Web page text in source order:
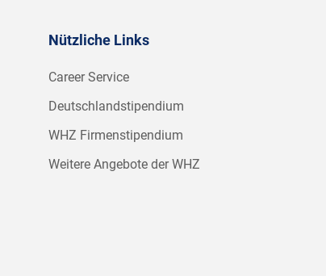
Nützliche Links
Career Service
Deutschlandstipendium
WHZ Firmenstipendium
Weitere Angebote der WHZ